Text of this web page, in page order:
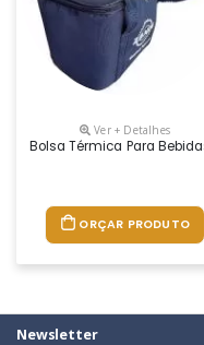
Ver + Detalhes
Bolsa Térmica Para
ORÇAR PRODUTO
Newsletter